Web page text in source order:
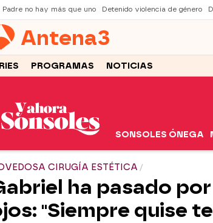
Padre no hay más que uno Detenido violencia de género
Antena3
PROGRAMAS NOTICIAS
SONSOLES ÓNEGA
CIRUGÍA ESTÉTICA
ha pasado
"Siempre quise